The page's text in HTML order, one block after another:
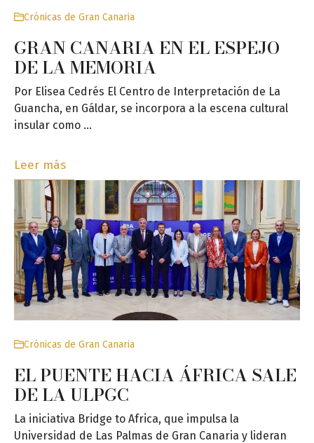
Crónicas de Gran Canaria
GRAN CANARIA EN EL ESPEJO
DE LA MEMORIA
Por Elisea Cedrés El Centro de Interpretación de La
Guancha, en Gáldar, se incorpora a la escena cultural
insular como …
Leer más
Crónicas de Gran Canaria
EL PUENTE HACIA ÁFRICA SALE
DE LA ULPGC
La iniciativa Bridge to Africa, que impulsa la
Universidad de Las Palmas de Gran Canaria y lideran